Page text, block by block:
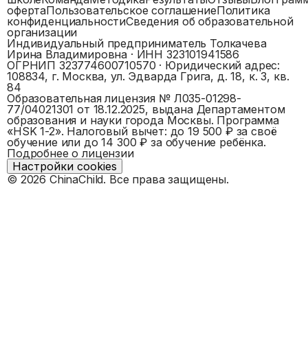
офертаПользовательское соглашениеПолитика
конфиденциальностиСведения об образовательной
организации
Индивидуальный предприниматель Толкачева
Ирина Владимировна· ИНН323101941586
ОГРНИП 323774600710570 · Юридический адрес:
108834, г. Москва, ул. Эдварда Грига, д. 18, к. 3, кв.
84
Образовательная лицензия № Л035-01298-
77/04021301 от 18.12.2025, выдана Департаментом
образования и науки города Москвы. Программа
«HSK 1-2». Налоговый вычет: до 19 500 ₽ за своё
обучение или до 14 300 ₽ за обучение ребёнка.
Подробнее о лицензии
Настройки cookies
© 2026 ChinaChild. Все права защищены.